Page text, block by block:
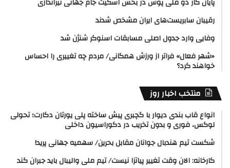
رقیبان سابریست‌های ایران مشخص شدند
وفایی وارد جدول اصلی مسابقات اسنوکر شنژن شد
«شهر فعال» فراتر از ورزش همگانی/ مردم چه تغییری را احساس
خواهند کرد؟
منتخب اخبار روز
انواع قاب بندی دیوار با گچبری پیش ساخته پلی یورتان دکارت؛ تحولی
لوکس، فوری و بدون تخریب در دکوراسیون داخلی
شکست تیم هندبال جوانان مقابل بحرین/ سهمیه جهانی پرید!
کارخانه: الان وقت تغییر پیاتزا نیست/ تیم ملی والیبال باید جبران کند